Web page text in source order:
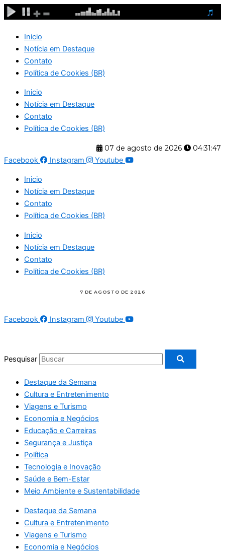
Ir
para
conteúdo
Inicio
Notícia em Destaque
Contato
Política de Cookies (BR)
Inicio
Notícia em Destaque
Contato
Política de Cookies (BR)
07 de agosto de 2026
04:31:47
Facebook
Instagram Youtube
Inicio
Notícia em Destaque
Contato
Política de Cookies (BR)
Inicio
Notícia em Destaque
Contato
Política de Cookies (BR)
Facebook Instagram Youtube
Pesquisar
Destaque da Semana
Cultura e Entretenimento
Viagens e Turismo
Economia e Negócios
Educação e Carreiras
Segurança e Justiça
Política
Tecnologia e Inovação
Saúde e Bem-Estar
Meio Ambiente e Sustentabilidade
Destaque da Semana
Cultura e Entretenimento
Viagens e Turismo
Economia e Negócios